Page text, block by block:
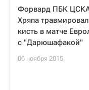
Форвард ПБК
Хряпа травмировал
кисть в матче
с "Дарюшафакой"
06 ноября 2015